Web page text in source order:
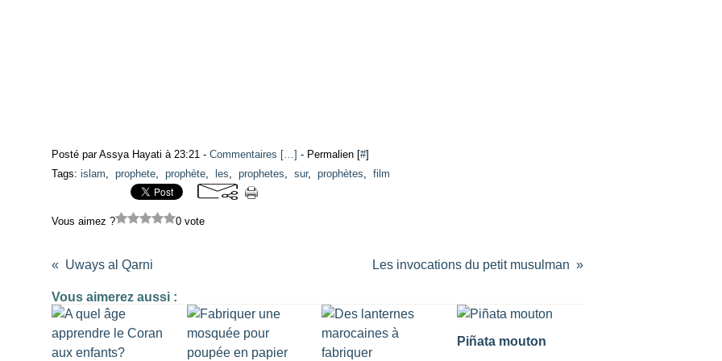
Posté par Assya Hayati à 23:21 - Commentaires […] - Permalien [#]
Tags: islam, prophete, prophète, les, prophetes, sur, prophètes, film
Vous aimez ? 0 vote
Uways al Qarni Les invocations du petit musulman
Vous aimerez aussi :
Piñata mouton